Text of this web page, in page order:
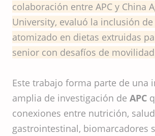
colaboración entre APC y China
University, evaluó la inclusión
atomizado en dietas extruidas
senior con desafíos de
Este trabajo forma parte de una
amplia de investigación de APC
conexiones entre nutrición, salud
gastrointestinal, biomarcadores